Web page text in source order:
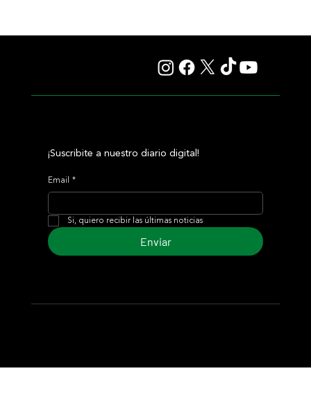
¡Suscribite a nuestro diario digital!
Email *
Si, quiero recibir las últimas noticias
Enviar